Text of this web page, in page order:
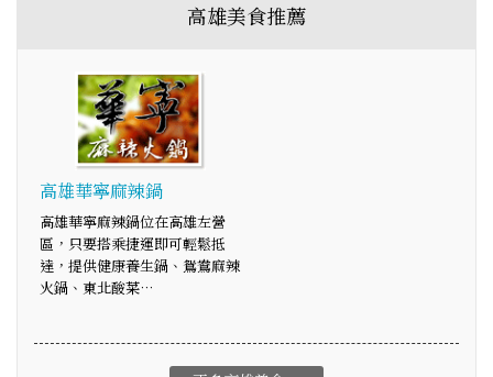
高雄美食推薦
高雄華寧麻辣鍋
高雄華寧麻辣鍋位在高雄左營
區，只要搭乘捷運即可輕鬆抵
達，提供健康養生鍋、鴛鴦麻辣
火鍋、東北酸菜…